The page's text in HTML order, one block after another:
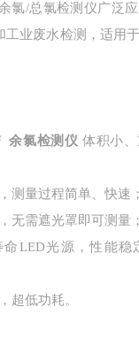
氯/总氯检测仪广泛
工业废水检测，适用
余氯检测仪 体积小
测量过程简单、快速；
无需遮光罩即可测量；
命LED光源，性能稳
超低功耗。